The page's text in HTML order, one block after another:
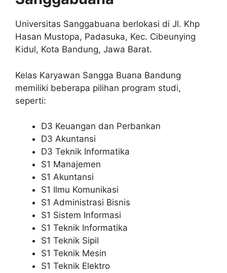
Universitas Sanggabuana berlokasi di Jl. Khp
Hasan Mustopa, Padasuka, Kec. Cibeunying
Kidul, Kota Bandung, Jawa Barat.
Kelas Karyawan Sangga Buana Bandung
memiliki beberapa pilihan program studi,
seperti:
D3 Keuangan dan Perbankan
D3 Akuntansi
D3 Teknik Informatika
S1 Manajemen
S1 Akuntansi
S1 Ilmu Komunikasi
S1 Administrasi Bisnis
S1 Sistem Informasi
S1 Teknik Informatika
S1 Teknik Sipil
S1 Teknik Mesin
S1 Teknik Elektro